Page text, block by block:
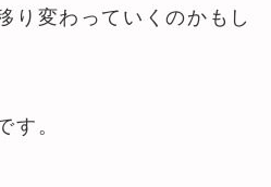
り変わっていくのかもし
す。